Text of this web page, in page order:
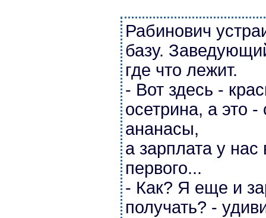
Рабинович
базу.
где что лежит.
- Вот здесь -
осетрина, а это -
ананасы,
а зарплата у нас
первого...
- Как? Я еще и
получать? -